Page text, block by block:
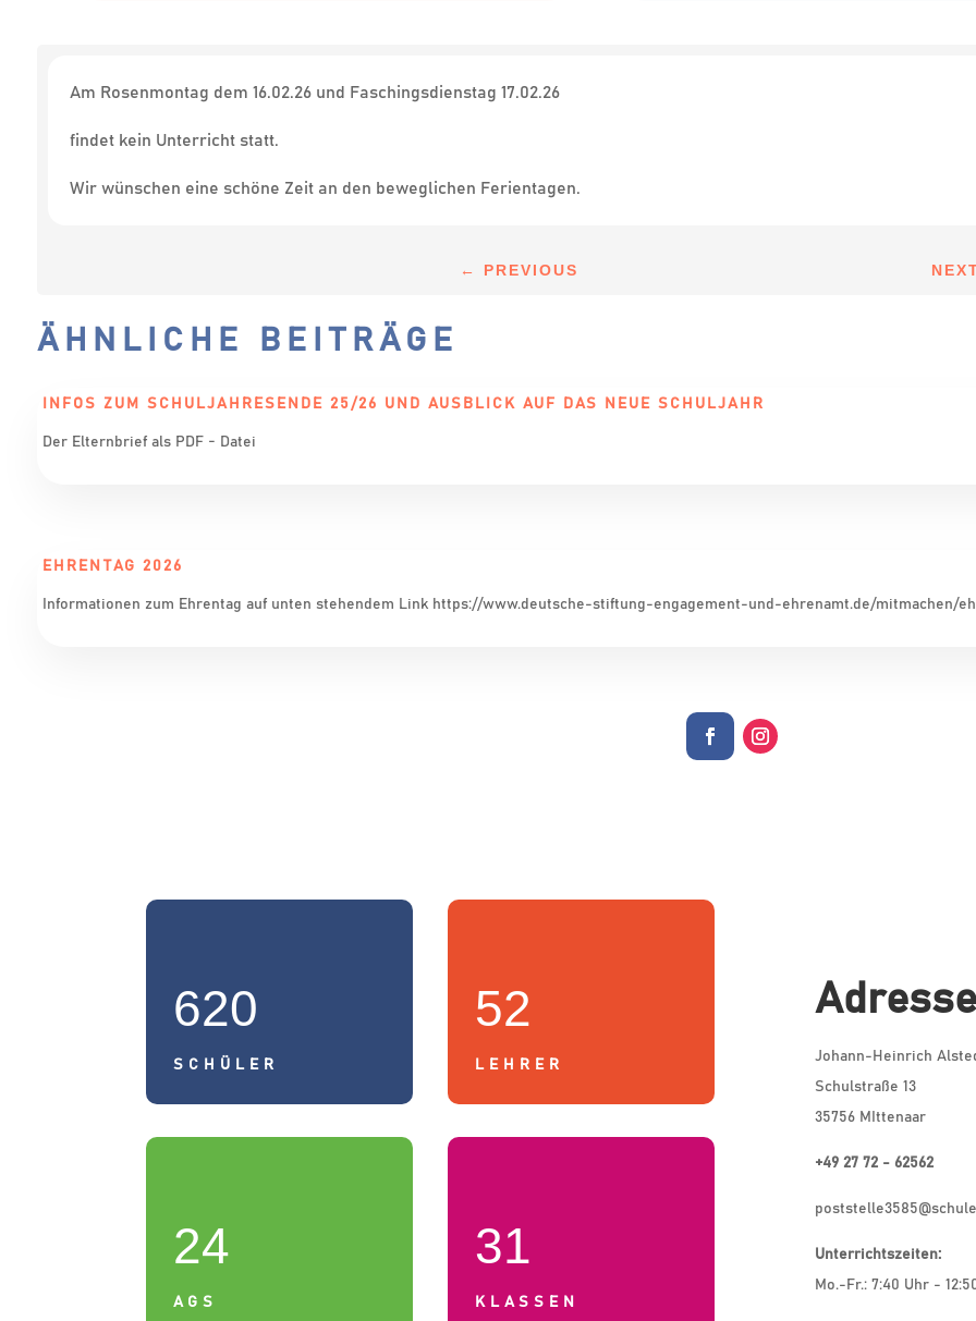
Am Rosenmontag dem 16.02.26 und Faschingsdienstag 17.02.26
findet kein Unterricht statt.
Wir wünschen eine schöne Zeit an den beweglichen Ferientagen.
← PREVIOUS
ÄHNLICHE BEITRÄGE
INFOS ZUM SCHULJAHRESENDE 25/26 UND AUSBLICK AUF DAS NEUE SCHULJAHR
Der Elternbrief als PDF - Datei
EHRENTAG 2026
Informationen zum Ehrentag auf unten stehendem Link https://www.deutsche-stiftung-engagement-und-ehrenamt.de/mitmachen/
620
SCHÜLER
24
AGS
52
LEHRER
31
KLASSEN
Johann-Heinrich
Schulstraße 13
35756 MIttenaar
+49 27 72 - 62562
Unterrichtszeiten:
Mo.-Fr.: 7:40 Uhr -